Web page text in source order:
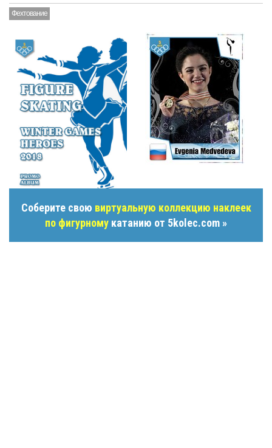
Фехтование
Соберите свою виртуальную коллекцию наклеек
по фигурному катанию от 5kolec.com »